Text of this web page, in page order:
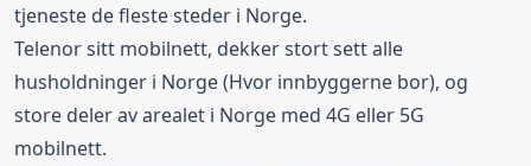
tjeneste de fleste steder i Norge.
Telenor sitt mobilnett, dekker stort sett alle
husholdninger i Norge (Hvor innbyggerne bor), og
store deler av arealet i Norge med 4G eller 5G
mobilnett.